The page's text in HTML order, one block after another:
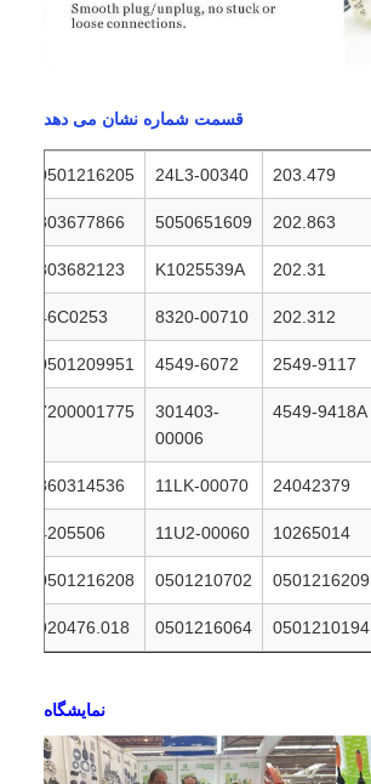
قسمت شماره نشان می دهد
203.479
24L3-00340
0501216205
202.863
5050651609
803677866
202.31
K1025539A
803682123
202.312
8320-00710
46C0253
2549-9117
4549-6072
0501209951
4549-9418A
301403-
00006
7200001775
24042379
11LK-00070
860314536
10265014
11U2-00060
4205506
0501216209
0501210702
0501216208
0501210194
0501216064
920476.018
نمايشگاه